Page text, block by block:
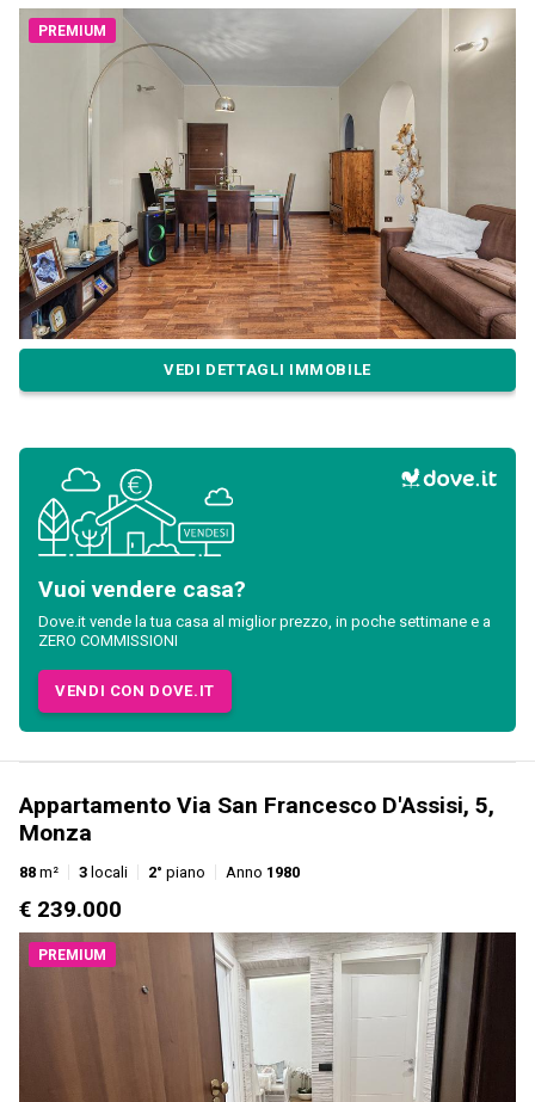
PREMIUM
VEDI DETTAGLI IMMOBILE
Vuoi vendere casa?
Dove.it vende la tua casa al miglior prezzo, in poche settimane e a
ZERO COMMISSIONI
VENDI CON DOVE.IT
Appartamento Via San Francesco D'Assisi, 5,
Monza
88 m² 3 locali 2° piano Anno 1980
€ 239.000
PREMIUM